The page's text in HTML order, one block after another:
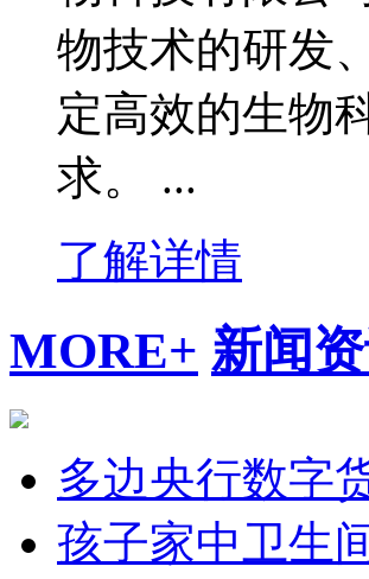
物技术的研发
定高效的生物
求。 ...
了解详情
MORE+ 新闻
多边央行数字
孩子家中卫生